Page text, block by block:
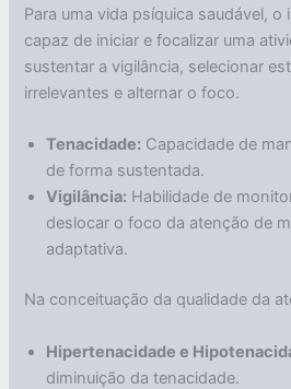
Para uma vida psíquica saudável, o
capaz de iniciar e focalizar uma
sustentar a vigilância, selecionar
irrelevantes e alternar o foco.
Tenacidade: Capacidade de
de forma sustentada.
Vigilância: Habilidade de
deslocar o foco da atenção de
adaptativa.
Na conceituação da qualidade da
Hipertenacidade e
diminuição da tenacidade.